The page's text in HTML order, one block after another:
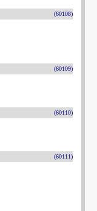
(60108)
(60109)
(60110)
(60111)